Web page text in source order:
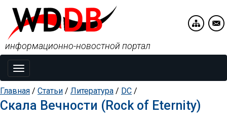
Toggle
navigation
информационно-новостной портал
Главная / Статьи / Литература / DC /
Скала Вечности (Rock of Eternity)